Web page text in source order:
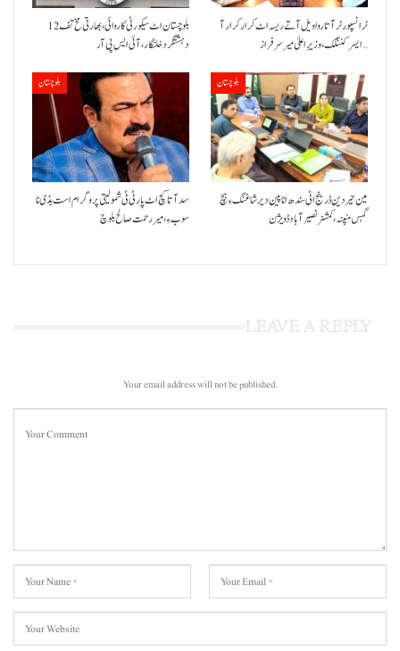
بلوچستان اٹ سیکورٹی کاروائی، بھارتی مخ تف 12
دہشتگرد خلنگار،آئی ایس پی آر
ٹرانسپورٹر آتا روا ویل آتے ریسہ اٹ کرار کرار آ
ایسر کننگک ،وزیرِ اعلیٰ میر سرفراز…
بلوچستان
سد آتا کچ اٹ پارٹی ٹی شمولیتی پروگرام است بڈی نا
سوب ءِ،میر رحمت صالح بلوچ
بلوچستان
مین حیردین ڈرینج اٹی سندھ انا پین دیر شاغنگ ءِ ہچ
گہس منپنہ،کمشنر نصیرآباد ڈویژن
Your email address will not be published.